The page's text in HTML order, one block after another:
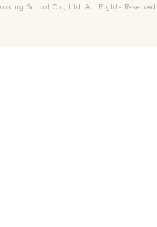
School Co., Ltd. All Rights